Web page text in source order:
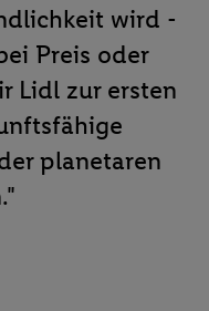
wird -
Preis oder
Lidl zur ersten
planetaren